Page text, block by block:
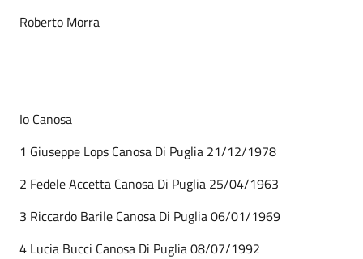
Roberto Morra
Io Canosa
1 Giuseppe Lops Canosa Di Puglia 21/12/1978
2 Fedele Accetta Canosa Di Puglia 25/04/1963
3 Riccardo Barile Canosa Di Puglia 06/01/1969
4 Lucia Bucci Canosa Di Puglia 08/07/1992